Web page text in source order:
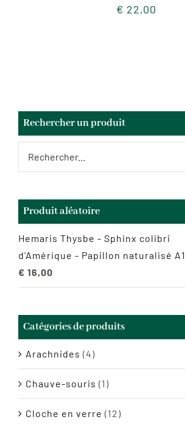
€ 22,00
Rechercher un produit
Produit aléatoire
Hemaris Thysbe - Sphinx colibri
d'Amérique - Papillon naturalisé A1
€ 16,00
Catégories de produits
Arachnides (4)
Chauve-souris (1)
Cloche en verre (12)